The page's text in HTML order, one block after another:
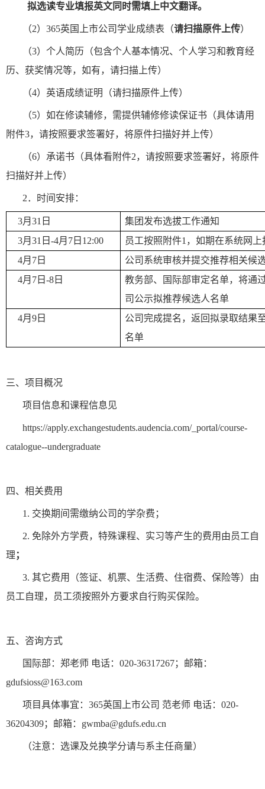
拟选读专业填报英文同时需填上中文翻译。
（2）365英国上市公司学业成绩表（请扫描原件上传）
（3）个人简历（包含个人基本情况、个人学习和教育经
历、获奖情况等，如有，请扫描上传）
（4）英语成绩证明（请扫描原件上传）
（5）如在修读辅修，需提供辅修修读保证书（具体请用
附件3，请按照要求签署好，将原件扫描好并上传）
（6）承诺书（具体看附件2，请按照要求签署好，将原件
扫描好并上传）
2．时间安排：
3月31日
集团发布选拔工作通知
3月31 日-4月7日12:00
员工按照附件1，如期在系统网
4月7日
公司系统审核并提交推荐相关候
4月7日-8日
教务部、国际部审定名单，将通
司公示拟推荐候选人名单
4月9日
公司完成提名，返回拟录取结果
名单
三、项目概况
项目信息和课程信息见
https://apply.exchangestudents.audencia.com/_portal/course-
catalogue--undergraduate
四、相关费用
1. 交换期间需缴纳公司的学杂费；
2. 免除外方学费，特殊课程、实习等产生的费用由员工自
理 ；
3. 其它费用（签证、机票、生活费、住宿费、保险等）由
员工自理，员工须按照外方要求自行购买保险。
五、咨询方式
国际部：郑老师 电话：020-36317267；邮箱：
gdufsioss@163.com
项目具体事宜：365英国上市公司 范老师 电话：020-
36204309；邮箱：gwmba@gdufs.edu.cn
（注意：选课及兑换学分请与系主任商量）